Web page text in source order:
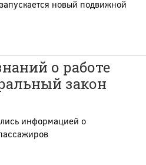
новый подвижной
о работе
закон
информацией о